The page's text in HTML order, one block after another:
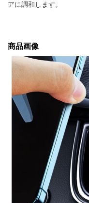
アに調和します。
商品画像